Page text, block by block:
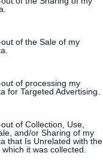
of the Sale of my
of processing my
for Targeted Advertising.
of Collection, Use,
and/or Sharing of my
that Is Unrelated with the
it was collected.